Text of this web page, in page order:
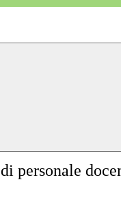
personale